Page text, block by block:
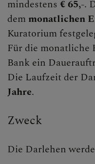
mindestens € 65,-.
dem monatlichen
Kuratorium
Für die monatliche
Bank ein
Die Laufzeit der
Jahre.
Zweck
Die Darlehen